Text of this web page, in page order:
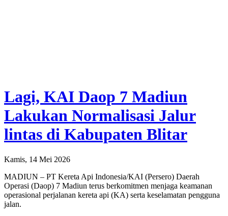
Lagi, KAI Daop 7 Madiun
Lakukan Normalisasi Jalur
lintas di Kabupaten Blitar
Kamis, 14 Mei 2026
MADIUN – PT Kereta Api Indonesia/KAI (Persero) Daerah
Operasi (Daop) 7 Madiun terus berkomitmen menjaga keamanan
operasional perjalanan kereta api (KA) serta keselamatan pengguna
jalan.